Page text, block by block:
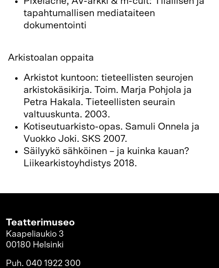
tapahtumallisen mediataiteen
dokumentointi
Arkistoalan oppaita
Arkistot kuntoon: tieteellisten seurojen
arkistokäsikirja. Toim. Marja Pohjola ja
Petra Hakala. Tieteellisten seurain
valtuuskunta. 2003.
Kotiseutuarkisto-opas. Samuli Onnela ja
Vuokko Joki. SKS 2007.
Säilyykö sähköinen – ja kuinka kauan?
Liikearkistoyhdistys 2018.
Teatterimuseo
Kaapeliaukio 3
00180 Helsinki
Puh. 040 1922 300